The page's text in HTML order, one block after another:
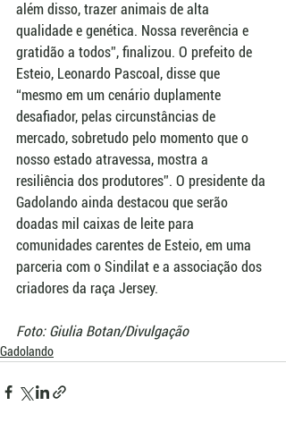
além disso, trazer animais de alta
qualidade e genética. Nossa reverência e
gratidão a todos”, finalizou. O prefeito de
Esteio, Leonardo Pascoal, disse que
“mesmo em um cenário duplamente
desafiador, pelas circunstâncias de
mercado, sobretudo pelo momento que o
nosso estado atravessa, mostra a
resiliência dos produtores”. O presidente da
Gadolando ainda destacou que serão
doadas mil caixas de leite para
comunidades carentes de Esteio, em uma
parceria com o Sindilat e a associação dos
criadores da raça Jersey.
Foto: Giulia Botan/Divulgação
Gadolando